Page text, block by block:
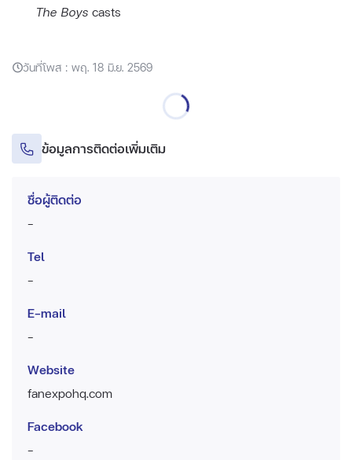
The Boys casts
วันที่โพส : พฤ. 18 มิ.ย. 2569
ข้อมูลการติดต่อเพิ่มเติม
ชื่อผู้ติดต่อ
-
Tel
-
E-mail
-
Website
fanexpohq.com
Facebook
-